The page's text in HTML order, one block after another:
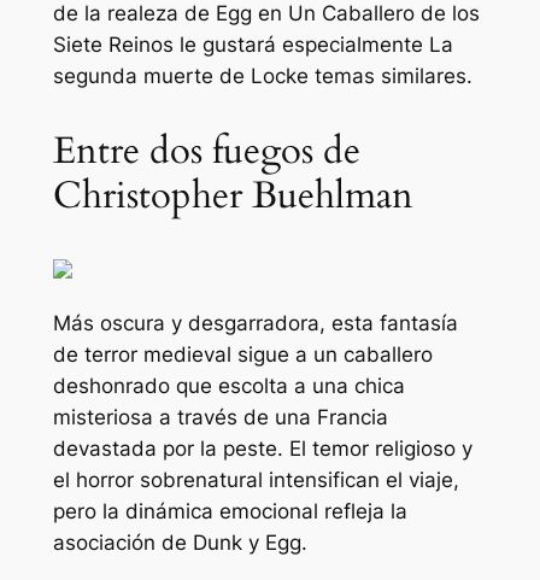
de la realeza de Egg en Un Caballero de los
Siete Reinos le gustará especialmente La
segunda muerte de Locke temas similares.
Entre dos fuegos de
Christopher Buehlman
Más oscura y desgarradora, esta fantasía
de terror medieval sigue a un caballero
deshonrado que escolta a una chica
misteriosa a través de una Francia
devastada por la peste. El temor religioso y
el horror sobrenatural intensifican el viaje,
pero la dinámica emocional refleja la
asociación de Dunk y Egg.